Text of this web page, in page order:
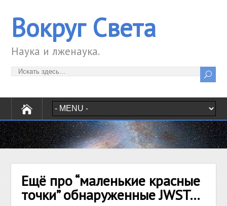
Вокруг Света
Наука и лженаука.
Ещё про “маленькие красные
точки” обнаруженные JWST…